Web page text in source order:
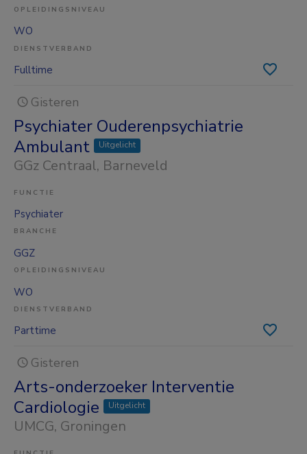
OPLEIDINGSNIVEAU
WO
DIENSTVERBAND
Fulltime
Gisteren
Psychiater Ouderenpsychiatrie
Ambulant
Uitgelicht
GGz Centraal, Barneveld
FUNCTIE
Psychiater
BRANCHE
GGZ
OPLEIDINGSNIVEAU
WO
DIENSTVERBAND
Parttime
Gisteren
Arts-onderzoeker Interventie
Cardiologie
Uitgelicht
UMCG, Groningen